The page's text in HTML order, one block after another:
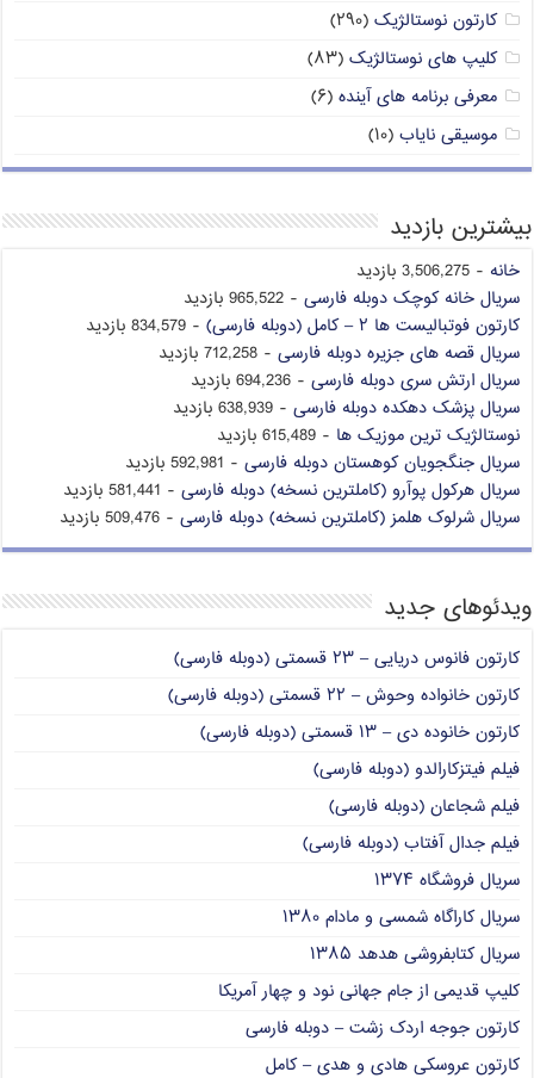
کارتون نوستالژیک (۲۹۰)
کلیپ های نوستالژیک (۸۳)
معرفی برنامه های آینده (۶)
موسیقی نایاب (۱۰)
بیشترین بازدید
خانه - 3,506,275 بازدید
سریال خانه کوچک دوبله فارسی - 965,522 بازدید
کارتون فوتبالیست ها ۲ – کامل (دوبله فارسی)
- 834,579 بازدید
سریال قصه های جزیره دوبله فارسی - 712,258 بازدید
سریال ارتش سری دوبله فارسی - 694,236 بازدید
سریال پزشک دهکده دوبله فارسی - 638,939 بازدید
نوستالژیک ترین موزیک ها - 615,489 بازدید
سریال جنگجویان کوهستان دوبله فارسی - 592,981 بازدید
سریال هرکول پوآرو (کاملترین نسخه) دوبله فارسی - 581,441 بازدید
سریال شرلوک هلمز (کاملترین نسخه) دوبله فارسی - 509,476 بازدید
ویدئوهای جدید
کارتون فانوس دریایی – ۲۳ قسمتی (دوبله فارسی)
کارتون خانواده وحوش – ۲۲ قسمتی (دوبله فارسی)
کارتون خانوده دی – ۱۳ قسمتی (دوبله فارسی)
فیلم فیتزکارالدو (دوبله فارسی)
فیلم شجاعان (دوبله فارسی)
فیلم جدال آفتاب (دوبله فارسی)
سریال فروشگاه ۱۳۷۴
سریال کاراگاه شمسی و مادام ۱۳۸۰
سریال کتابفروشی هدهد ۱۳۸۵
کلیپ قدیمی از جام جهانی نود و چهار آمریکا
کارتون جوجه اردک زشت – دوبله فارسی
کارتون عروسکی هادی و هدی – کامل